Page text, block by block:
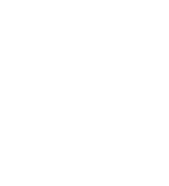
дерева